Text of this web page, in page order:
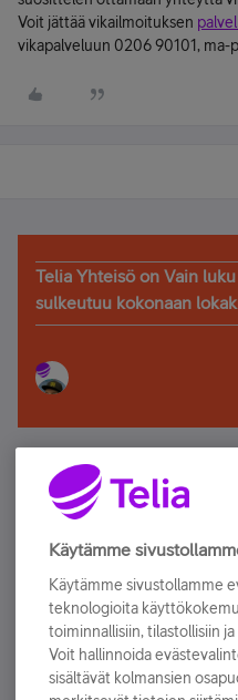
Voit jättää vikailmoituksen
vikapalveluun 0206 90101, ma-
Telia Yhteisö on Vain
sulkeutuu kokonaan
Älä jää paitsi –
Tilaa Telian uutiskirje ja
sähköpostiisi.
Tilaa nyt
Käytämme
Käytämme sivustollamme
teknologioita
toiminnallisiin, tilastollisiin
Voit hallinnoida
sisältävät kolmansien